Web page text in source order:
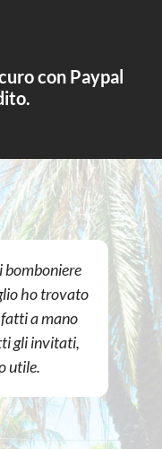
con Paypal
bomboniere
ho trovato
a mano
gli invitati,
utile.